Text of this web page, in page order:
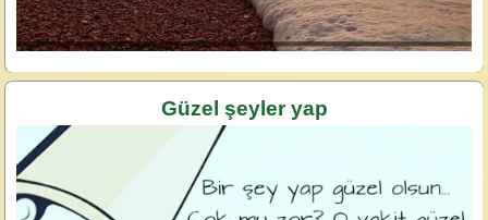
Güzel şeyler yap